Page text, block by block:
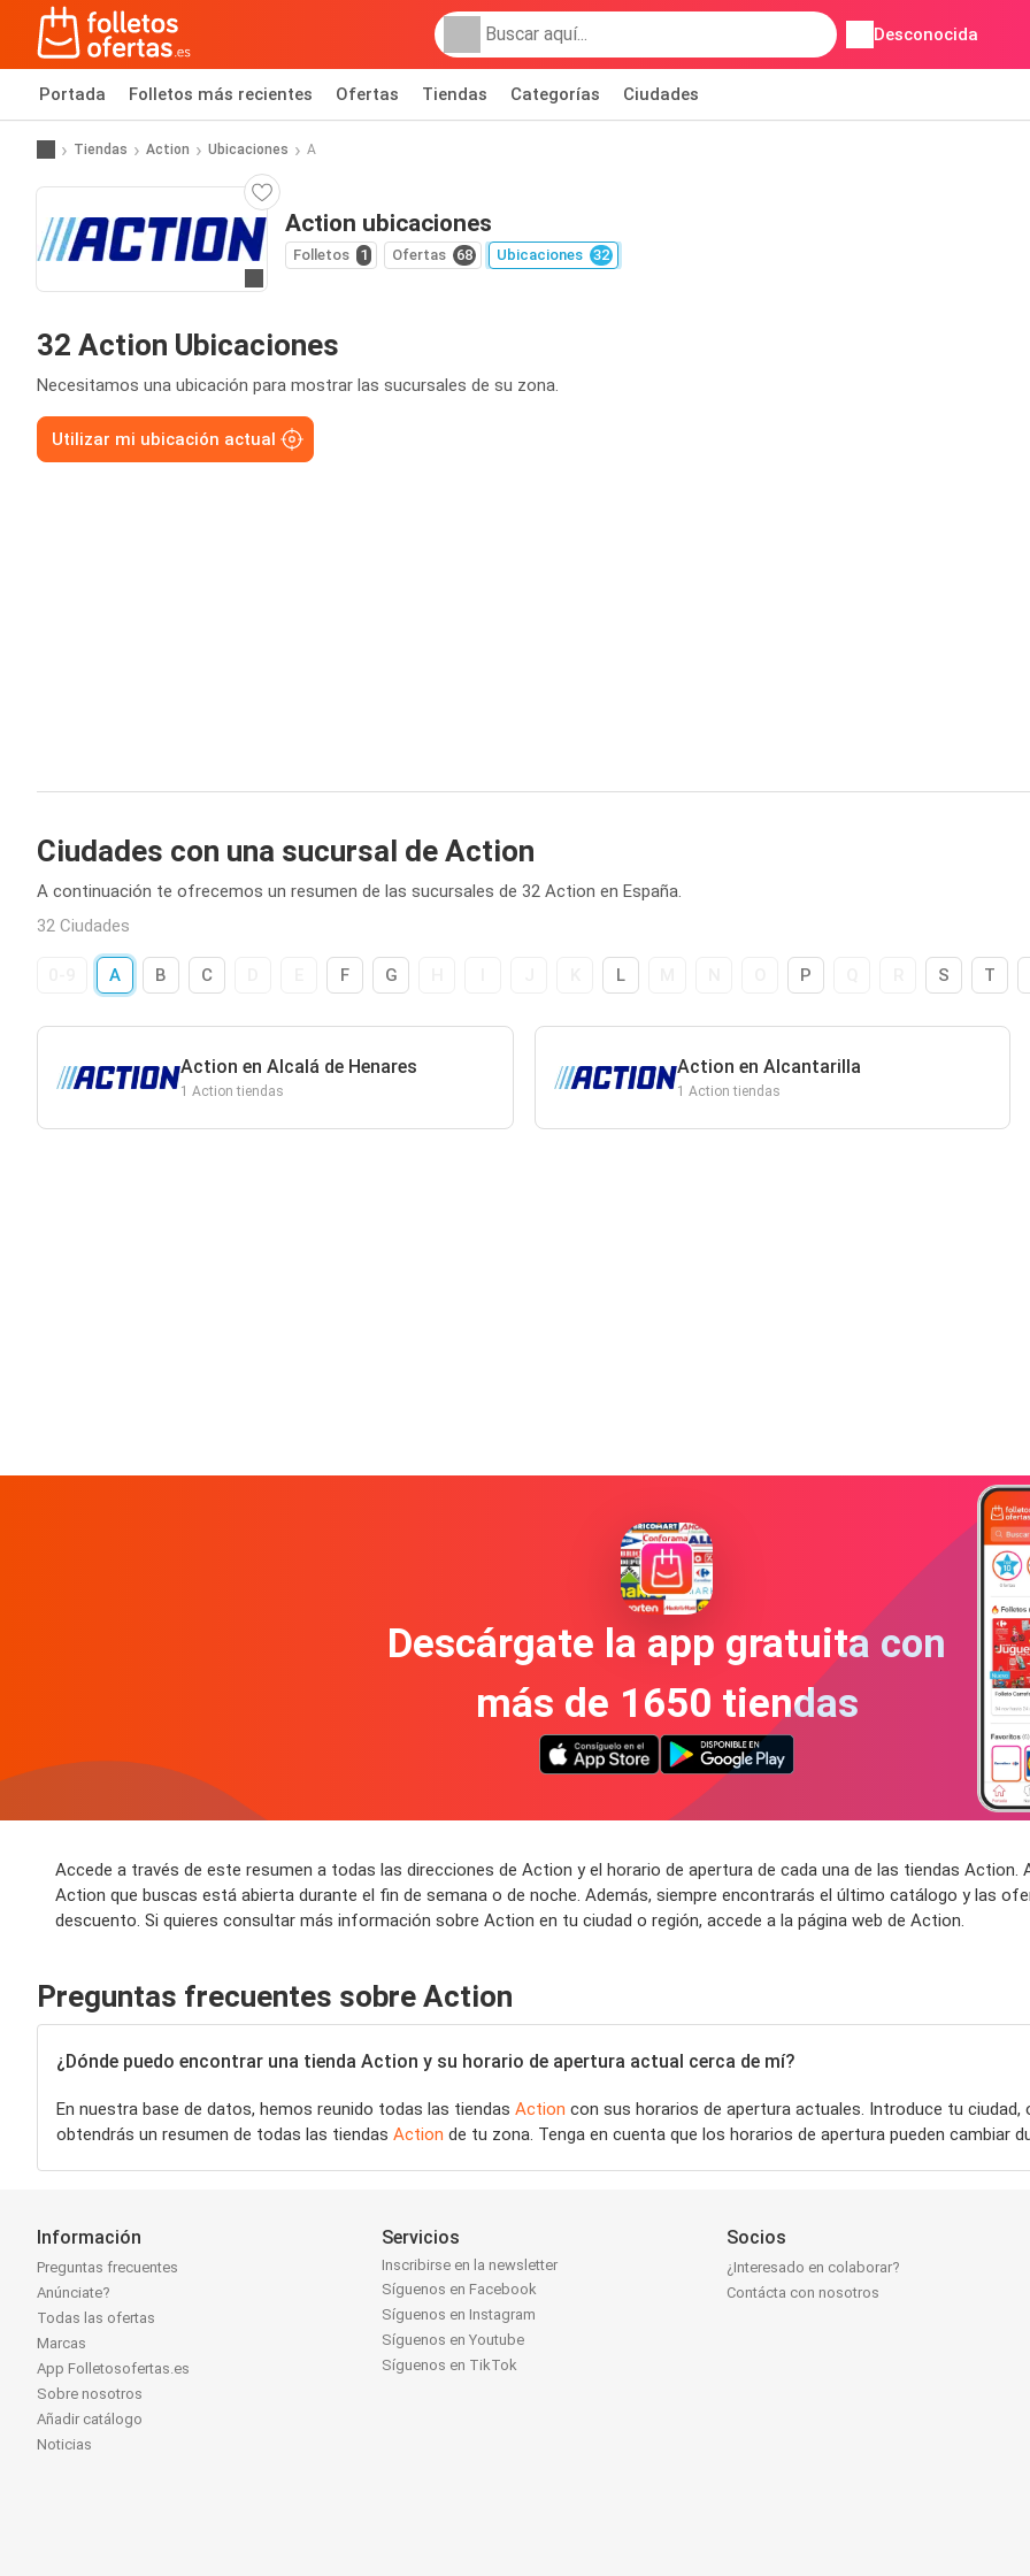
Desconocida
Portada Folletos más recientes Ofertas Tiendas Categorías Ciudades
Tiendas Action Ubicaciones A
Action ubicaciones
Folletos 1 Ofertas 68 Ubicaciones 32
32 Action Ubicaciones
Necesitamos una ubicación para mostrar las sucursales de su zona.
Utilizar mi ubicación actual
Ciudades con una sucursal de Action
A continuación te ofrecemos un resumen de las sucursales de 32 Action en España.
32 Ciudades
A B C F G L P S T
Action en Alcalá de Henares
1 Action tiendas
Action en Alcantarilla
1 Action tiendas
Descárgate la app gratuita con
más de 1650 tiendas
Accede a través de este resumen a todas las direcciones de Action y el horario de apertura de cada una de las tiendas
Action que buscas está abierta durante el fin de semana o de noche. Además, siempre encontrarás el último catálogo y las
descuento. Si quieres consultar más información sobre Action en tu ciudad o región, accede a la página web de Action.
Preguntas frecuentes sobre Action
¿Dónde puedo encontrar una tienda Action y su horario de apertura actual cerca de mí?
En nuestra base de datos, hemos reunido todas las tiendas Action con sus horarios de apertura actuales. Introduce tu
obtendrás un resumen de todas las tiendas Action de tu zona. Tenga en cuenta que los horarios de apertura pueden cambiar
Información
Preguntas frecuentes
Anúnciate?
Todas las ofertas
Marcas
App Folletosofertas.es
Sobre nosotros
Añadir catálogo
Noticias
Servicios
Inscribirse en la newsletter
Síguenos en Facebook
Síguenos en Instagram
Síguenos en Youtube
Síguenos en TikTok
Socios
¿Interesado en colaborar?
Contácta con nosotros